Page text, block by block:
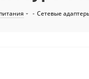
- Сетевые